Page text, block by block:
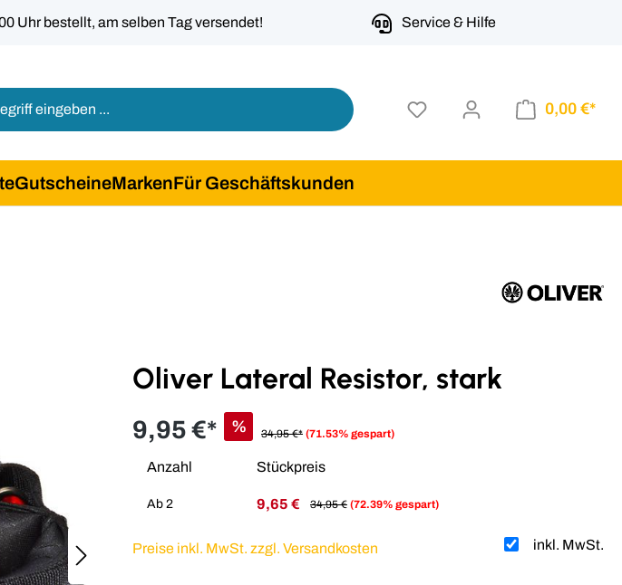
Uhr bestellt, am selben Tag versendet! Service & Hilfe
0,00 €*
GutscheineMarkenFür Geschäftskunden
Oliver Lateral Resistor, stark
9,95 €* % 34,95 €* (71.53% gespart)
Anzahl Stückpreis
Ab 2 9,65 € 34,95 € (72.39% gespart)
inkl. MwSt.
Preise inkl. MwSt. zzgl. Versandkosten